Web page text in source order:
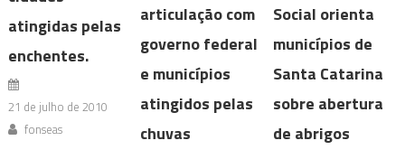
atingidas pelas
enchentes.
21 de julho de 2010
fonseas
articulação com
governo federal
e municípios
atingidos pelas
chuvas
Social orienta
municípios de
Santa Catarina
sobre abertura
de abrigos